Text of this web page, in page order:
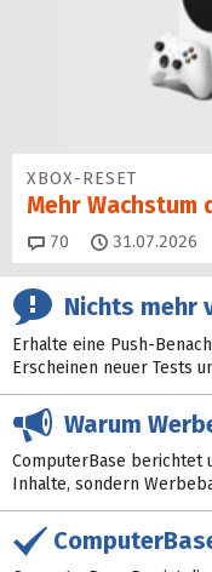
XBOX-RESET
Mehr Wachstum
70 Kommentare
31.07.2026
Nichts mehr
Erhalte eine Push-
Erscheinen neuer Tests
Warum
ComputerBase berichtet
Inhalte, sondern